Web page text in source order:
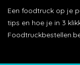
Een foodtruck op je
tips en hoe je in 3